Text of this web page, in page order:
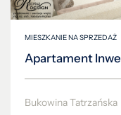
MIESZKANIE NA SPRZEDAŻ
Apartament
Bukowina Tatrzańska